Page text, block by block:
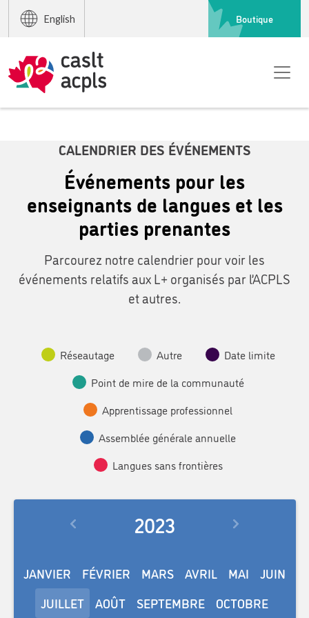
English Boutique
CALENDRIER DES ÉVÉNEMENTS
Événements pour les
enseignants de langues et les
parties prenantes
Parcourez notre calendrier pour voir les
événements relatifs aux L+ organisés par l’ACPLS
et autres.
Réseautage Autre
Date limite
Point de mire de la communauté
Apprentissage professionnel
Assemblée générale annuelle
Langues sans frontières
2023
JANVIER FÉVRIER MARS AVRIL MAI
JUIN
JUILLET
AOÛT SEPTEMBRE
OCTOBRE